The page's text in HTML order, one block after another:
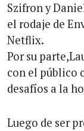
Szifron y
el rodaje de
Netflix.
Por su
con el público
desafíos a la
Luego de ser